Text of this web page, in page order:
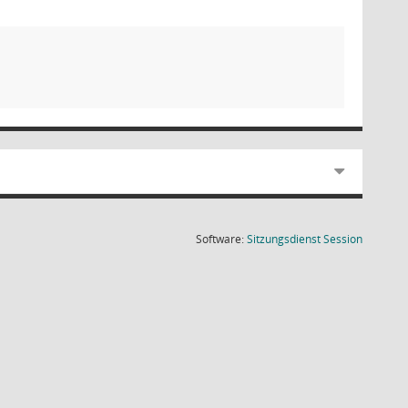
Software:SitzungsdienstSession(Wird in